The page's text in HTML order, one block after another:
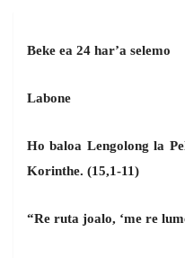
Beke ea 24 har’a selemo
Labone
Ho baloa Lengolong la
Korinthe. (15,1-11)
“Re ruta joalo, ‘me re